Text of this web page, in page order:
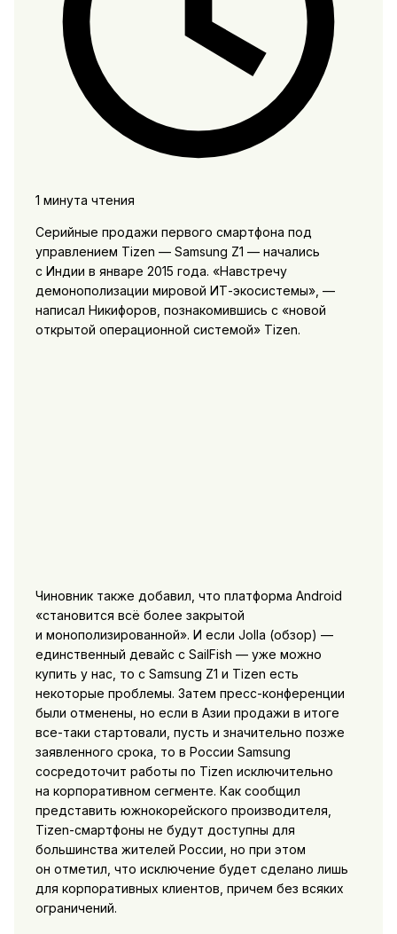
1 минута чтения
Серийные продажи первого смартфона под
управлением Tizen — Samsung Z1 — начались
с Индии в январе 2015 года. «Навстречу
демонополизации мировой ИТ-экосистемы», —
написал Никифоров, познакомившись с «новой
открытой операционной системой» Tizen.
Чиновник также добавил, что платформа Android
«становится всё более закрытой
и монополизированной». И если Jolla (обзор) —
единственный девайс с SailFish — уже можно
купить у нас, то с Samsung Z1 и Tizen есть
некоторые проблемы. Затем пресс-конференции
были отменены, но если в Азии продажи в итоге
все-таки стартовали, пусть и значительно позже
заявленного срока, то в России Samsung
сосредоточит работы по Tizen исключительно
на корпоративном сегменте. Как сообщил
представить южнокорейского производителя,
Tizen-смартфоны не будут доступны для
большинства жителей России, но при этом
он отметил, что исключение будет сделано лишь
для корпоративных клиентов, причем без всяких
ограничений.